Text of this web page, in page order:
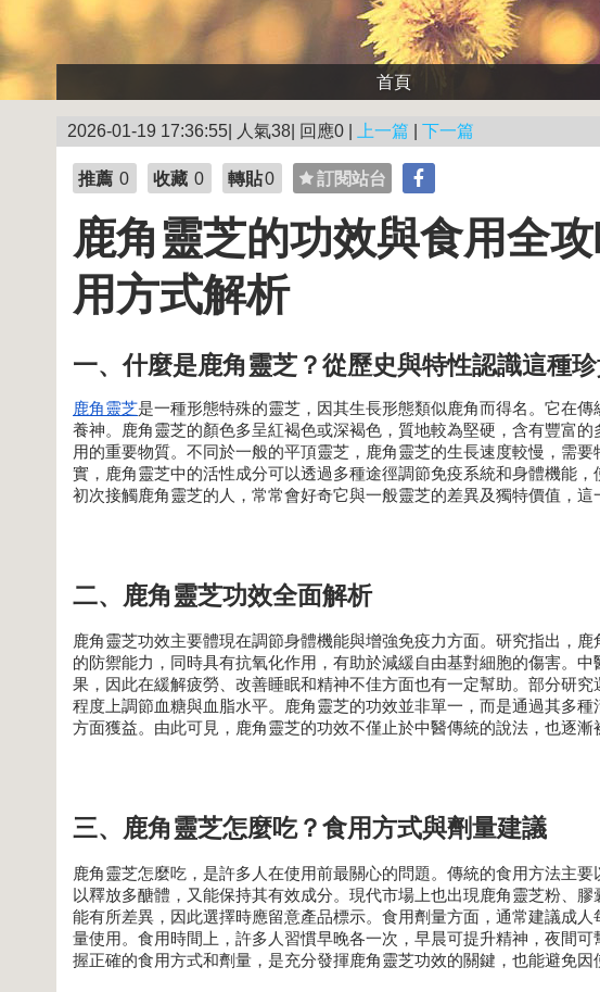
首頁
2026-01-19 17:36:55| 人氣38| 回應0 | 上一篇 下一篇
推薦 0 收藏 0 轉貼0 訂閱站台
鹿角靈芝的功效與食用全
用方式解析
一、什麼是鹿角靈芝？從歷史與特性認識這種
鹿角靈芝是一種形態特殊的靈芝，因其生長形態類似鹿角而得名。它在
養神。鹿角靈芝的顏色多呈紅褐色或深褐色，質地較為堅硬，含有豐富
用的重要物質。不同於一般的平頂靈芝，鹿角靈芝的生長速度較慢，需
實，鹿角靈芝中的活性成分可以透過多種途徑調節免疫系統和身體機能
初次接觸鹿角靈芝的人，常常會好奇它與一般靈芝的差異及獨特價值，這
二、鹿角靈芝功效全面解析
鹿角靈芝功效主要體現在調節身體機能與增強免疫力方面。研究指出，
的防禦能力，同時具有抗氧化作用，有助於減緩自由基對細胞的傷害。
果，因此在緩解疲勞、改善睡眠和精神不佳方面也有一定幫助。部分研
程度上調節血糖與血脂水平。鹿角靈芝的功效並非單一，而是通過其多
方面獲益。由此可見，鹿角靈芝的功效不僅止於中醫傳統的說法，也逐
三、鹿角靈芝怎麼吃？食用方式與劑量建議
鹿角靈芝怎麼吃，是許多人在使用前最關心的問題。傳統的食用方法主
以釋放多醣體，又能保持其有效成分。現代市場上也出現鹿角靈芝粉、
能有所差異，因此選擇時應留意產品標示。食用劑量方面，通常建議成
量使用。食用時間上，許多人習慣早晚各一次，早晨可提升精神，夜間
握正確的食用方式和劑量，是充分發揮鹿角靈芝功效的關鍵，也能避免因